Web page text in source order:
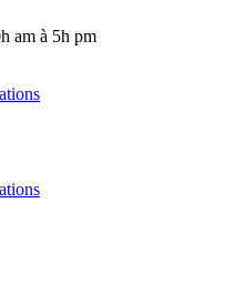
am à 5h pm